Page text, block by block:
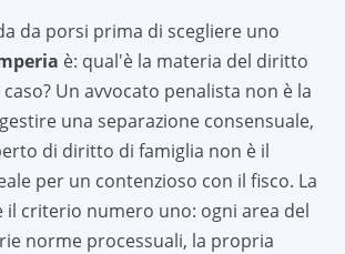
da porsi prima di scegliere uno
è: qual'è la materia del diritto
Un avvocato penalista non è la
una separazione consensuale,
di diritto di famiglia non è il
per un contenzioso con il fisco. La
il criterio numero uno: ogni area del
norme processuali, la propria